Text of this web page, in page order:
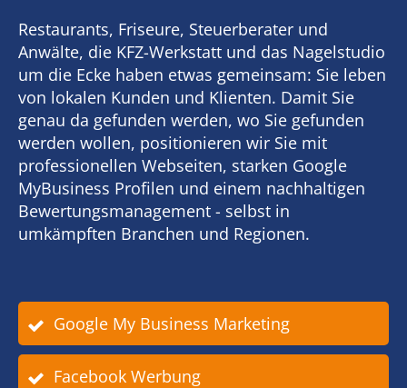
Restaurants, Friseure, Steuerberater und
Anwälte, die KFZ-Werkstatt und das Nagelstudio
um die Ecke haben etwas gemeinsam: Sie leben
von lokalen Kunden und Klienten. Damit Sie
genau da gefunden werden, wo Sie gefunden
werden wollen, positionieren wir Sie mit
professionellen Webseiten, starken Google
MyBusiness Profilen und einem nachhaltigen
Bewertungsmanagement - selbst in
umkämpften Branchen und Regionen.
Google My Business Marketing
Facebook Werbung